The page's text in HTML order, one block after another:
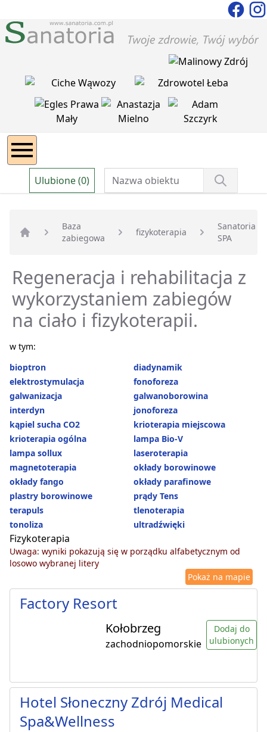
Ulubione (0)
Strona główna
Baza
zabiegowa
fizykoterapia
Sanatoria
SPA
Regeneracja i rehabilitacja z
wykorzystaniem zabiegów
na ciało i fizykoterapii.
w tym:
bioptron
diadynamik
elektrostymulacja
fonoforeza
galwanizacja
galwanoborowina
interdyn
jonoforeza
kąpiel sucha CO2
krioterapia miejscowa
krioterapia ogólna
lampa Bio-V
lampa sollux
laseroterapia
magnetoterapia
okłady borowinowe
okłady fango
okłady parafinowe
plastry borowinowe
prądy Tens
terapuls
tlenoterapia
tonoliza
ultradźwięki
Fizykoterapia
Uwaga: wyniki pokazują się w porządku alfabetycznym od
losowo wybranej litery
Pokaż na mapie
Factory Resort
Kołobrzeg
zachodniopomorskie
Dodaj do
ulubionych
Hotel Słoneczny Zdrój Medical
Spa&Wellness